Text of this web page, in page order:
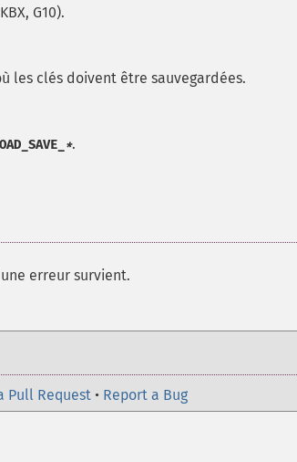
G10).
les clés doivent être sauvegardées.
*.
erreur survient.
Pull Request • Report a Bug